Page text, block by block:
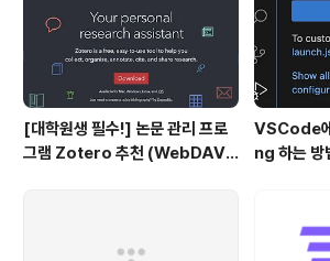
[대학원생 필수!] 논문 관리 프로
그램 Zotero 추천 (WebDAV
VSCode
ng 하는 방